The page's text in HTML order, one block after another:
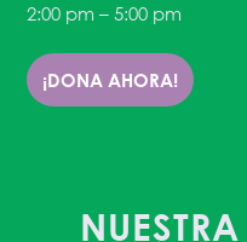
2:00 pm – 5:00 pm
¡DONA AHORA!